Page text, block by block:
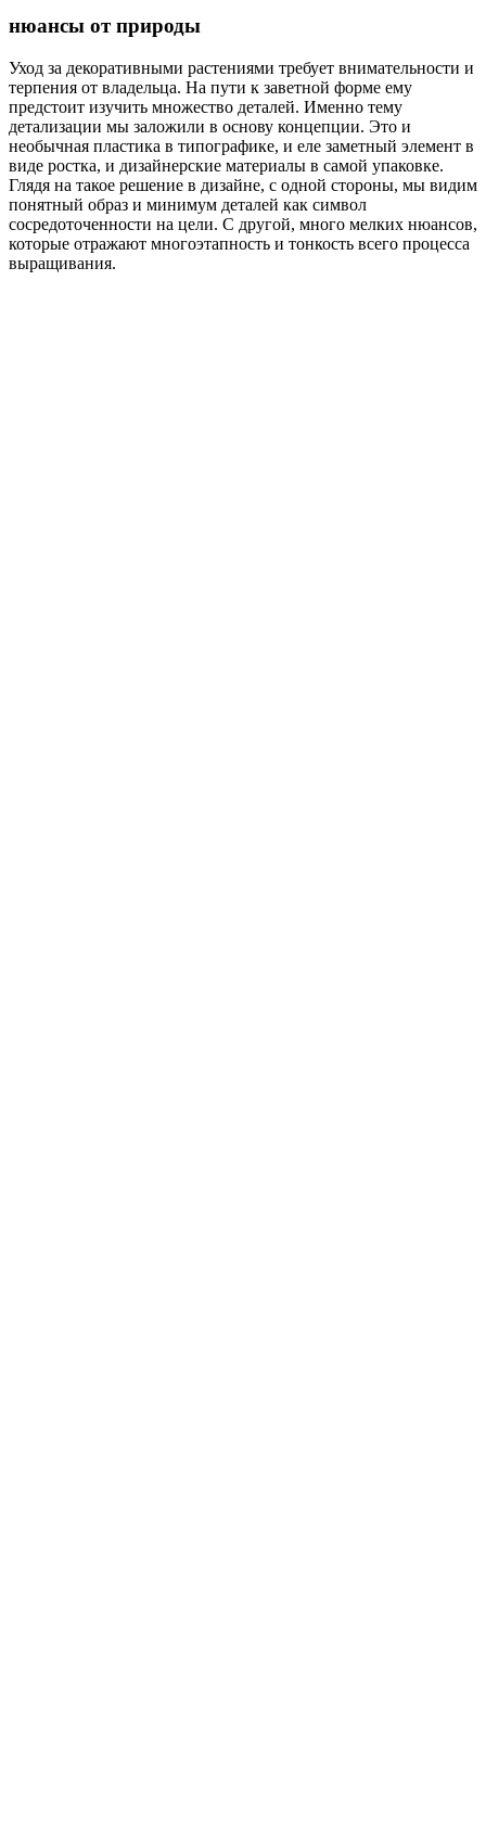
нюансы от природы
Уход за декоративными растениями требует внимательности и
терпения от владельца. На пути к заветной форме ему
предстоит изучить множество деталей. Именно тему
детализации мы заложили в основу концепции. Это и
необычная пластика в типографике, и еле заметный элемент в
виде ростка, и дизайнерские материалы в самой упаковке.
Глядя на такое решение в дизайне, с одной стороны, мы видим
понятный образ и минимум деталей как символ
сосредоточенности на цели. С другой, много мелких нюансов,
которые отражают многоэтапность и тонкость всего процесса
выращивания.